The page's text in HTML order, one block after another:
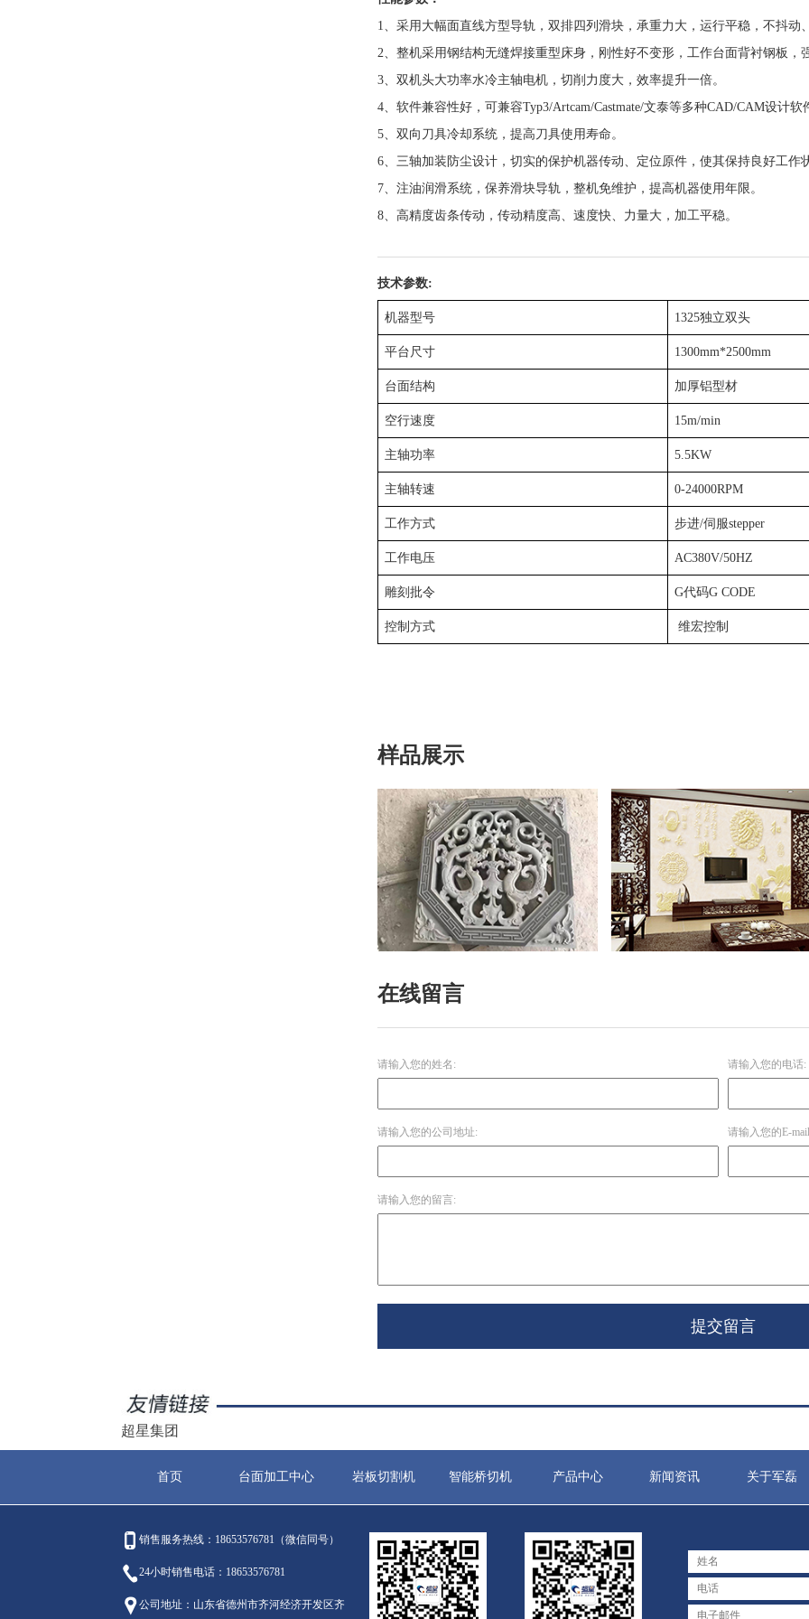
1、采用 大幅面直线方型导轨，双排四列滑块，承重力大，运行平稳，不抖动
2 、整机采用钢结构无缝焊接重型床身 ，刚性好不变形，工作台面背衬钢板
3 、双机头大功率水冷主轴电机，切削力度大，效率提升一倍。
4 、软件兼容性好，可兼容Typ3/Artcam/Castmate/文泰等多种CAD/CAM设计软
5 、双向刀具冷却系统，提高刀具使用寿命 。
6 、三轴加装防尘设计，切实的保护机器传动、定位原件，使其保持良好工
7 、注油润滑系统，保养滑块导轨，整机免维护，提高机器使用年限。
8 、高精度齿条传动，传动精度高、速度快、力量大，加工平稳。
技术参数:
机器型号 1325独立双头
平台尺寸 1300mm*2500mm
台面结构 加厚铝型材
空行速度 15m/min
主轴功率 5 .5KW
主轴转速 0-24000RPM
工作方式 步进/伺服stepper
工作电压 AC380V/50HZ
雕刻批令 G代码G CODE
控制方式 维宏控制
样品展示
在线留言
请输入您的姓名: 请输入您的电话:
请输入您的公司地址: 请输入您的E-
请输入您的留言:
超星集团
首页 台面加工中心 岩板切割机 智能桥切机 产品中心 新闻资讯 关于军磊
销售服务热线：18653576781（微信同号）
24小时销售电话：18653576781
公司地址：山东省德州市齐河经济开发区齐